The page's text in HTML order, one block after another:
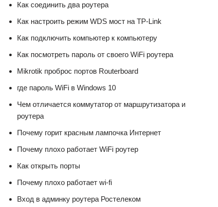
Как соединить два роутера
Как настроить режим WDS мост на TP-Link
Как подключить компьютер к компьютеру
Как посмотреть пароль от своего WiFi роутера
Mikrotik проброс портов Routerboard
где пароль WiFi в Windows 10
Чем отличается коммутатор от маршрутизатора и
роутера
Почему горит красным лампочка Интернет
Почему плохо работает WiFi роутер
Как открыть порты
Почему плохо работает wi-fi
Вход в админку роутера Ростелеком